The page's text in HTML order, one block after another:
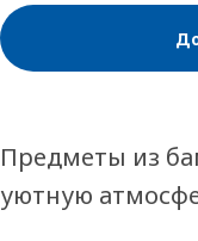
Предметы из
уютную